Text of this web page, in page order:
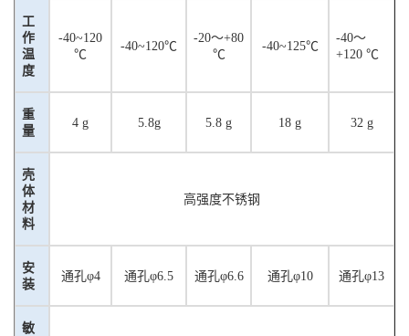
工
作
温
度
-40~120
℃
-40~120℃
-20～+80
℃
-40~125℃
-40～
+120 ℃
重
量
4 g 5.8g 5.8 g 18 g 32g
壳
体
材
料
高强度不锈钢
安
装
通孔φ4 通孔φ6.5 通孔φ6.6 通孔φ10 通孔φ13
敏